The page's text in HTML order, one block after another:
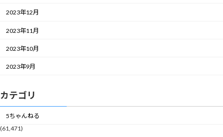
2023年12月
2023年11月
2023年10月
2023年9月
カテゴリ
5ちゃんねる
(61,471)